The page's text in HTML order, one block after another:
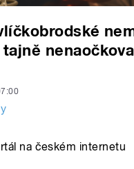
na českém internetu